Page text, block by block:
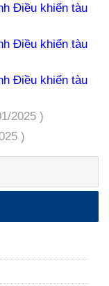
Điều khiển tàu
Điều khiển tàu
Điều khiển tàu
2025 )
)